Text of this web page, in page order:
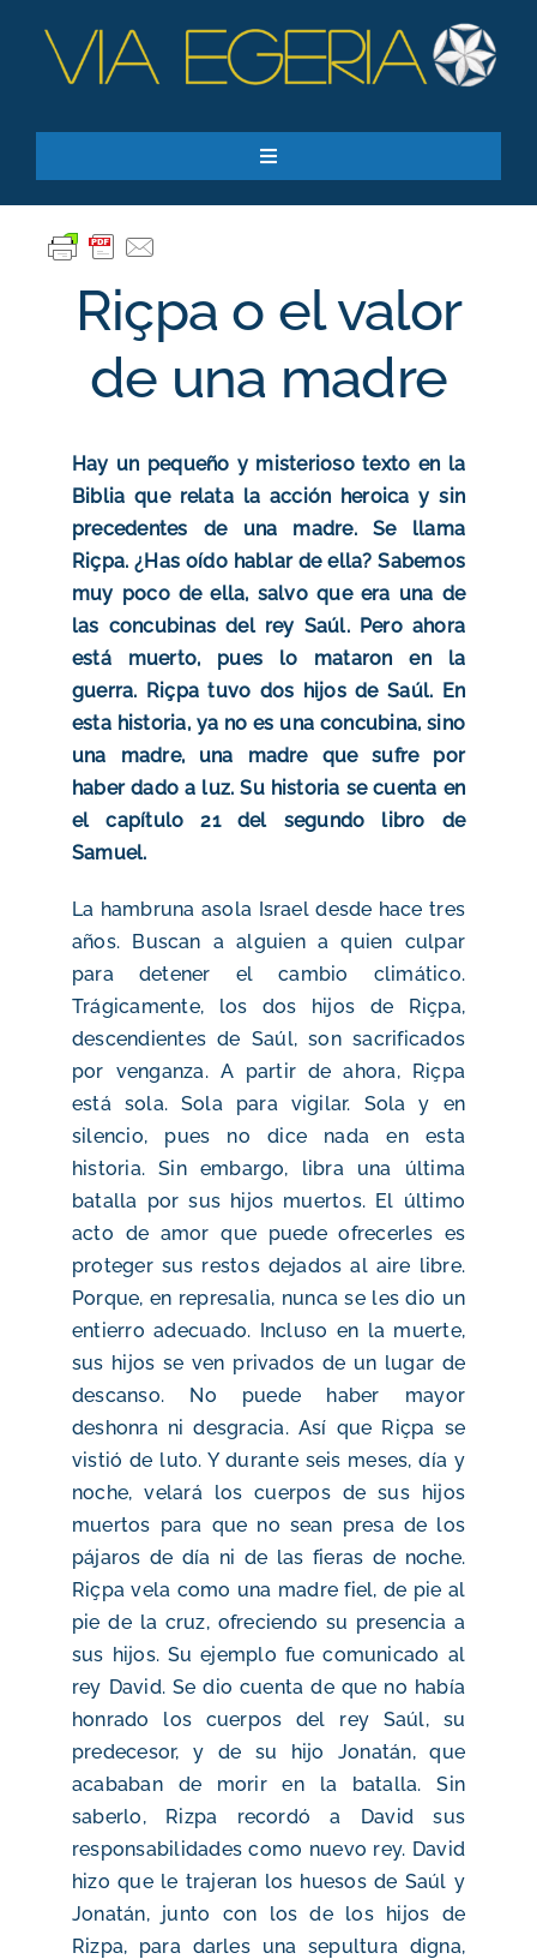
content
Toggle
Recursos
Quiero apoyar
SEARCH
Suscríbase a nuestro boletín
Riçpa o el valor
de una madre
Hay un pequeño y misterioso texto en la
Biblia que relata la acción heroica y sin
precedentes de una madre. Se llama
Riçpa. ¿Has oído hablar de ella?Sabemos
muy poco de ella, salvo que era una de
las concubinas del rey Saúl. Pero ahora
está muerto, pues lo mataron en la
guerra. Riçpa tuvo dos hijos de Saúl. En
esta historia, ya no es una concubina, sino
una madre, una madre que sufre por
haber dado a luz. Su historia se cuenta en
el capítulo 21 del segundo libro de
Samuel.
La hambruna asola Israel desde hace tres
años. Buscan a alguien a quien culpar
para detener el cambio climático.
Trágicamente, los dos hijos de Riçpa,
descendientes de Saúl, son sacrificados
por venganza. A partir de ahora, Riçpa
está sola. Sola para vigilar. Sola y en
silencio, pues no dice nada en esta
historia. Sin embargo, libra una última
batalla por sus hijos muertos. El último
acto de amor que puede ofrecerles es
proteger sus restos dejados al aire libre.
Porque, en represalia, nunca se les dio un
entierro adecuado. Incluso en la muerte,
sus hijos se ven privados de un lugar de
descanso. No puede haber mayor
deshonra ni desgracia. Así que Riçpa se
vistió de luto. Y durante seis meses, día y
noche, velará los cuerpos de sus hijos
muertos para que no sean presa de los
pájaros de día ni de las fieras de noche.
Riçpa vela como una madre fiel, de pie al
pie de la cruz, ofreciendo su presencia a
sus hijos. Su ejemplo fue comunicado al
rey David. Se dio cuenta de que no había
honrado los cuerpos del rey Saúl, su
predecesor, y de su hijo Jonatán, que
acababan de morir en la batalla. Sin
saberlo, Rizpa recordó a David sus
responsabilidades como nuevo rey. David
hizo que le trajeran los huesos de Saúl y
Jonatán, junto con los de los hijos de
Rizpa, para darles una sepultura digna,